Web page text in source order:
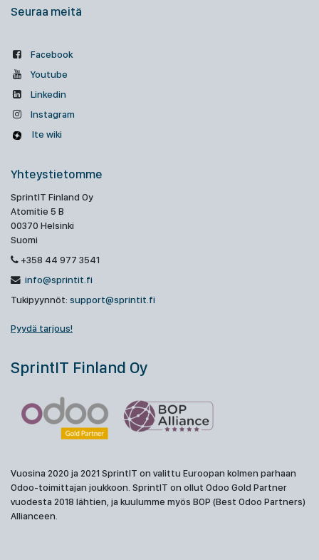
Seuraa meitä
Facebook
Youtube
Linkedin
Instagram
Ite wiki
Yhteystietomme
SprintIT Finland Oy
Atomitie 5 B
00370 Helsinki
Suomi
+358 44 977 3541
info@sprintit.fi
Tukipyynnöt: support@sprintit.fi
Pyydä tarjous!
SprintIT Finland Oy
Vuosina 2020 ja 2021 SprintIT on valittu Euroopan kolmen parhaan
Odoo-toimittajan joukkoon. SprintIT on ollut Odoo Gold Partner
vuodesta 2018 lähtien, ja kuulumme myös BOP (Best Odoo Partners)
Allianceen.